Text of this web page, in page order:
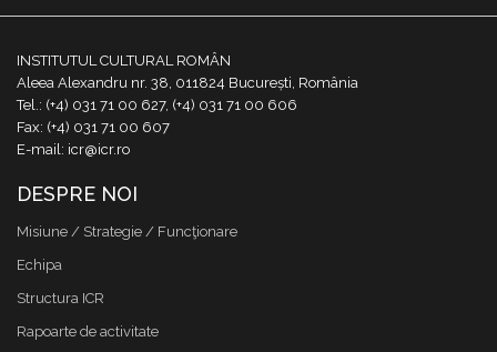
INSTITUTUL CULTURAL ROMÂN
Aleea Alexandru nr. 38, 011824 București, România
Tel.: (+4) 031 71 00 627, (+4) 031 71 00 606
Fax: (+4) 031 71 00 607
E-mail: icr@icr.ro
DESPRE NOI
Misiune / Strategie / Funcţionare
Echipa
Structura ICR
Rapoarte de activitate